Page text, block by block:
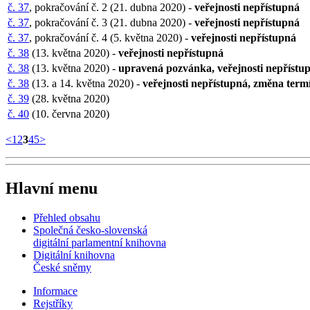
č. 37, pokračování č. 2 (21. dubna 2020) - veřejnosti nepřístupná
č. 37, pokračování č. 3 (21. dubna 2020) - veřejnosti nepřístupná
č. 37, pokračování č. 4 (5. května 2020) - veřejnosti nepřístupná
č. 38 (13. května 2020) - veřejnosti nepřístupná
č. 38 (13. května 2020) - upravená pozvánka, veřejnosti
č. 38 (13. a 14. května 2020) - veřejnosti nepřístupná, změna
č. 39 (28. května 2020)
č. 40 (10. června 2020)
<1 2345>
Hlavní menu
Přehled obsahu
Společná česko-slovenská
digitální parlamentní knihovna
Digitální knihovna
České sněmy
Informace
Rejstříky